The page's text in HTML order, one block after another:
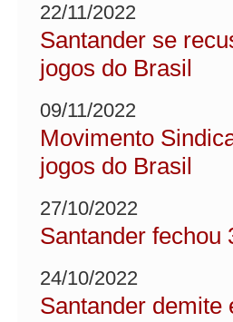
22/11/2022
Santander se
jogos do Brasil
09/11/2022
Movimento
jogos do Brasil
27/10/2022
Santander fechou
24/10/2022
Santander demite